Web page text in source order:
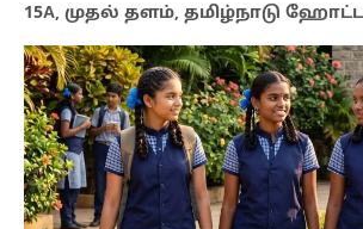
15A, முதல் தளம், தமிழ்நாடு